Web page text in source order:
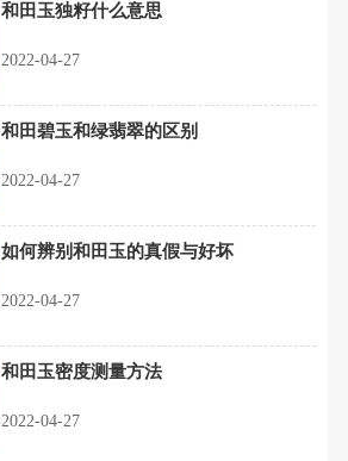
和田玉独籽什么意思
2022-04-27
和田碧玉和绿翡翠的区别
2022-04-27
如何辨别和田玉的真假与好坏
2022-04-27
和田玉密度测量方法
2022-04-27